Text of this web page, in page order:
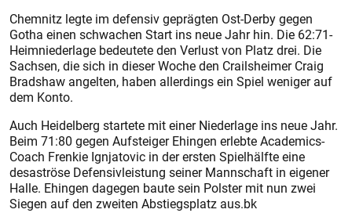
Chemnitz legte im defensiv geprägten Ost-Derby gegen
Gotha einen schwachen Start ins neue Jahr hin. Die 62:71-
Heimniederlage bedeutete den Verlust von Platz drei. Die
Sachsen, die sich in dieser Woche den Crailsheimer Craig
Brad­shaw angelten, haben allerdings ein Spiel weniger auf
dem Konto.
Auch Heidelberg startete mit einer Niederlage ins neue Jahr.
Beim 71:80 gegen Aufsteiger Ehingen erlebte Academics-
Coach Frenkie Ignjatovic in der ersten Spielhälfte eine
desaströse Defensivleistung seiner Mannschaft in eigener
Halle. Ehingen dagegen baute sein Polster mit nun zwei
Siegen auf den zweiten Abstiegsplatz aus.bk